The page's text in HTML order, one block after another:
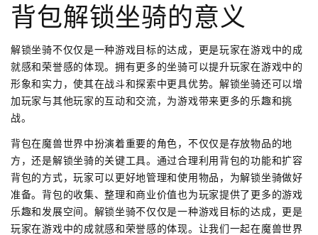
背包解锁坐骑的意义
解锁坐骑不仅仅是一种游戏目标的达成，更是玩家在游戏中的成
就感和荣誉感的体现。拥有更多的坐骑可以提升玩家在游戏中的
形象和实力，使其在战斗和探索中更具优势。解锁坐骑还可以增
加玩家与其他玩家的互动和交流，为游戏带来更多的乐趣和挑
战。
背包在魔兽世界中扮演着重要的角色，不仅仅是存放物品的地
方，还是解锁坐骑的关键工具。通过合理利用背包的功能和扩容
背包的方式，玩家可以更好地管理和使用物品，为解锁坐骑做好
准备。背包的收集、整理和商业价值也为玩家提供了更多的游戏
乐趣和发展空间。解锁坐骑不仅仅是一种游戏目标的达成，更是
玩家在游戏中的成就感和荣誉感的体现。让我们一起在魔兽世界